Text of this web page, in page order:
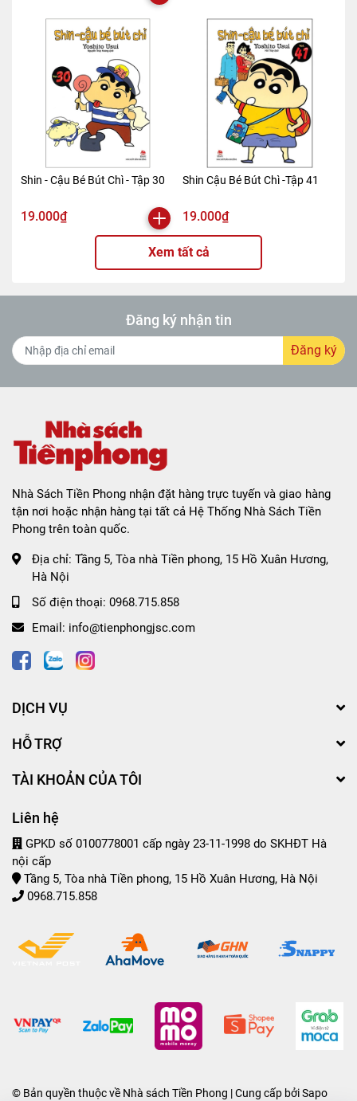
Shin - Cậu Bé Bút Chì - Tập 30
19.000₫
Shin Cậu Bé Bút Chì -Tập 41
19.000₫
Xem tất cả
Đăng ký nhận tin
Đăng ký
Nhà Sách Tiền Phong nhận đặt hàng trực tuyến và giao hàng
tận nơi hoặc nhận hàng tại tất cả Hệ Thống Nhà Sách Tiền
Phong trên toàn quốc.
Địa chỉ: Tầng 5, Tòa nhà Tiền phong, 15 Hồ Xuân Hương,
Hà Nội
Số điện thoại: 0968.715.858
Email: info@tienphongjsc.com
DỊCH VỤ
HỖ TRỢ
TÀI KHOẢN CỦA TÔI
Liên hệ
GPKD số 0100778001 cấp ngày 23-11-1998 do SKHĐT Hà
nội cấp
Tầng 5, Tòa nhà Tiền phong, 15 Hồ Xuân Hương, Hà Nội
0968.715.858
© Bản quyền thuộc về Nhà sách Tiền Phong | Cung cấp bởiSapo